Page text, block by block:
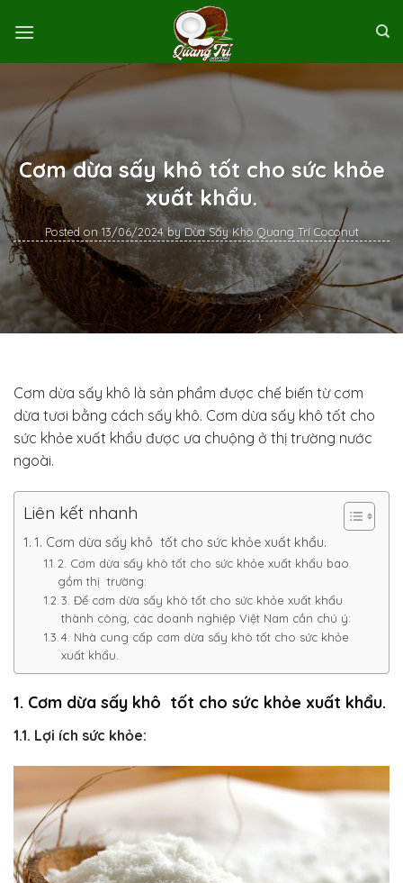
Cơm dừa sấy khô tốt cho sức khỏe
xuất khẩu.
Posted on13/06/2024byDừa Sấy Khô Quang Trí Coconut
Cơm dừa sấy khô là sản phẩm được chế biến từ cơm
dừa tươi bằng cách sấy khô. Cơm dừa sấy khô tốt cho
sức khỏe xuất khẩu được ưa chuộng ở thị trường nước
ngoài.
Liên kết nhanh
1. Cơm dừa sấy khô tốt cho sức khỏe xuất khẩu.
2. Cơm dừa sấy khô tốt cho sức khỏe xuất khẩu bao
gồm thị trường:
3. Để cơm dừa sấy khô tốt cho sức khỏe xuất khẩu
thành công, các doanh nghiệp Việt Nam cần chú ý:
4. Nhà cung cấp cơm dừa sấy khô tốt cho sức khỏe
xuất khẩu.
1. Cơm dừa sấy khô tốt cho sức khỏe xuất khẩu.
1.1. Lợi ích sức khỏe: